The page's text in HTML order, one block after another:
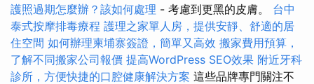
護照過期怎麼辦？該如何處理 - 考慮到更黑的皮膚。 台中
泰式按摩排毒療程 護理之家單人房，提供安靜、舒適的居
住空間 如何辦理柬埔寨簽證，簡單又高效 搬家費用預算，
了解不同搬家公司報價 提高WordPress SEO效果 附近牙科
診所，方便快捷的口腔健康解決方案 這些品牌專門關注不